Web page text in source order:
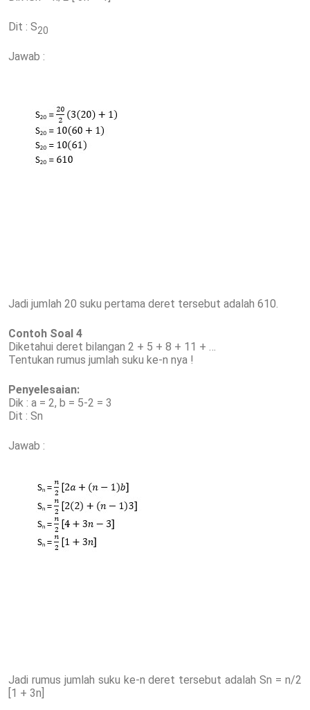
Dit : S20
Jawab :
Jadi jumlah 20 suku pertama deret tersebut adalah 610.
Contoh Soal 4
Diketahui deret bilangan 2 + 5 + 8 + 11 + …
Tentukan rumus jumlah suku ke-n nya !
Penyelesaian:
Dik : a = 2, b = 5-2 = 3
Dit : Sn
Jawab :
Jadi rumus jumlah suku ke-n deret tersebut adalah Sn = n/2
[1 + 3n]